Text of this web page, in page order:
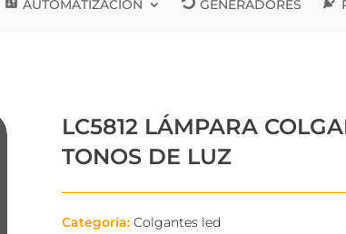
AUTOMATIZACIÓN GENERADORES
LC5812 LÁMPARA
TONOS DE LUZ
Categoría: Colgantes led